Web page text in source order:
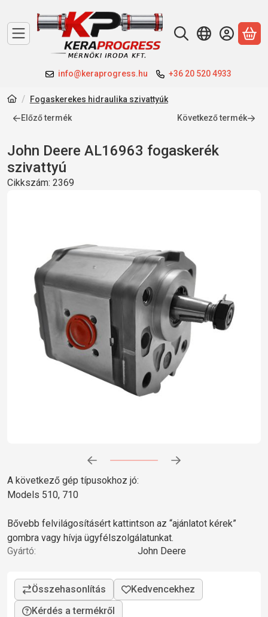
info@keraprogress.hu +36 20 520 4933
A
Fogaskerekes hidraulika szivattyúk
Előző termék
Következő termék
John Deere AL16963 fogaskerék
szivattyú
Cikkszám: 2369
A következő gép típusokhoz jó:
Models 510, 710
Bővebb felvilágosításért kattintson az “ajánlatot kérek”
gombra vagy hívja ügyfélszolgálatunkat.
Gyártó:
John Deere
Kérdés a termékről